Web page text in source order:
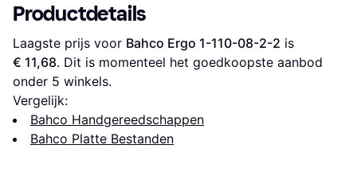
Productdetails
Laagste prijs voor Bahco Ergo 1-110-08-2-2
€ 11,68. Dit is momenteel het goedkoopste aanbod
onder 5 winkels.
Vergelijk:
Bahco Handgereedschappen
Bahco Platte Bestanden